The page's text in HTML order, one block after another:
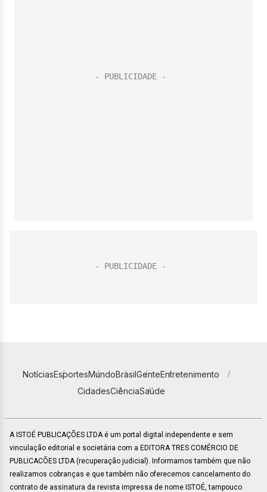
NotíciasEsportesMundoBrasilGenteEntretenimento
CidadesCiênciaSaúde
A ISTOÉ PUBLICAÇÕES LTDA é um portal digital independente e sem
vinculação editorial e societária com a EDITORA TRES COMÉRCIO DE
PUBLICACÕES LTDA (recuperação judicial). Informamos também que não
realizamos cobranças e que também não oferecemos cancelamento do
contrato de assinatura da revista impressa de nome ISTOÉ, tampouco